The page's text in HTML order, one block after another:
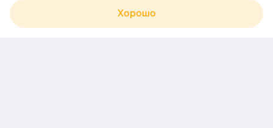
Хорошо
Каталог Акции Профиль